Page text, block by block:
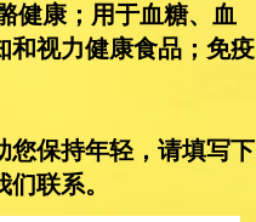
健康；用于血糖、血
和视力健康食品；免疫
保持年轻，请填写下
联系。